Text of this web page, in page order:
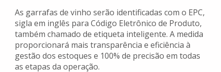
As garrafas de vinho serão identificadas com o EPC,
sigla em inglês para Código Eletrônico de Produto,
também chamado de etiqueta inteligente. A medida
proporcionará mais transparência e eficiência à
gestão dos estoques e 100% de precisão em todas
as etapas da operação.